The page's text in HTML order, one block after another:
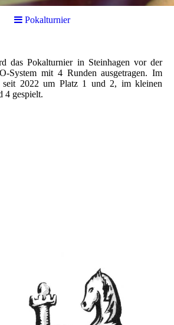
Pokalturnier
das Pokalturnier in Steinhagen vor der
System mit 4 Runden ausgetragen. Im
seit 2022 um Platz 1 und 2, im kleinen
4 gespielt.